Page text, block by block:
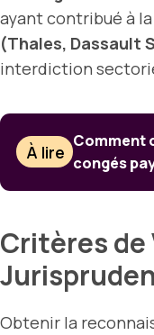
ayant contribué à la
(Thales, Dassault
interdiction
À lire
Comment
congés
Critères de
Obtenir la